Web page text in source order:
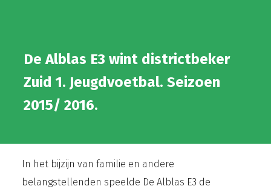
De Alblas E3 wint districtbeker
Zuid 1. Jeugdvoetbal. Seizoen
2015/ 2016.
In het bijzijn van familie en andere
belangstellenden speelde De Alblas E3 de